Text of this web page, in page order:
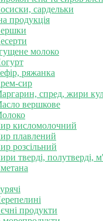
сардельки
продукція
молоко
ряжанка
сир
спред, жири
вершкове
кисломолочний
плавлений
розсільний
тверді, полутверді,
продукти